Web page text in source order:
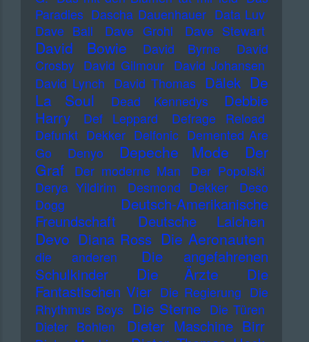
Paradies Dascha Dauenhauer Data Luv
Dave Ball
Dave Grohl Dave Stewart
David Bowie David Byrne
David
Crosby David Gilmour David Johansen
David Lynch David Thomas Dälek De
La Soul
Dead Kennedys
Debbie
Harry
Def Leppard
Defrage Reload
Defunkt Dekker Delfonic Demented Are
Go
Denyo Depeche Mode
Der
Graf
Der moderne Man
Der Popolski
Derya Yildirim
Desmond Dekker
Deso
Dogg
Deutsch-Amerikanische
Freundschaft
Deutsche Laichen
Devo Diana Ross Die Aeronauten
die anderen
Die angefahrenen
Schulkinder
Die Ärzte
Die
Fantastischen Vier Die Regierung Die
Rhythmus Boys Die Sterne Die Türen
Dieter Bohlen
Dieter Maschine Birr